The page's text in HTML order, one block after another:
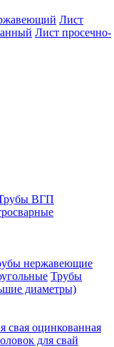
Лист
Лист просечно-
ВГП
нержавеющие
Трубы
диаметры)
свая оцинкованная
для свай